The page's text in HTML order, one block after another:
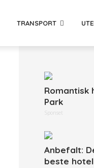
TRANSPORT
Romantisk
Park
Sponset
Anbefalt:
beste